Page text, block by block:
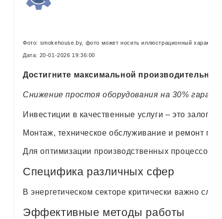
Фото: smokehouse.by, фото может носить иллюстрационный
Дата: 20-01-2026 19:36:00
Достигните максимальной
Снижение простоя оборудования на 30%
Инвестиции в качественные услуги – это залог
Монтаж, техническое обслуживание и ремонт
Для оптимизации производственных процессов
Специфика различных сфер
В энергетическом секторе критически важно
Эффективные методы работы